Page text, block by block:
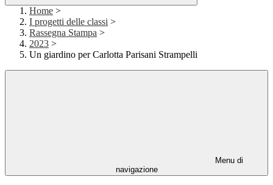
Home >
I progetti delle classi >
Rassegna Stampa >
2023 >
Un giardino per Carlotta Parisani Strampelli
Menu di
navigazione